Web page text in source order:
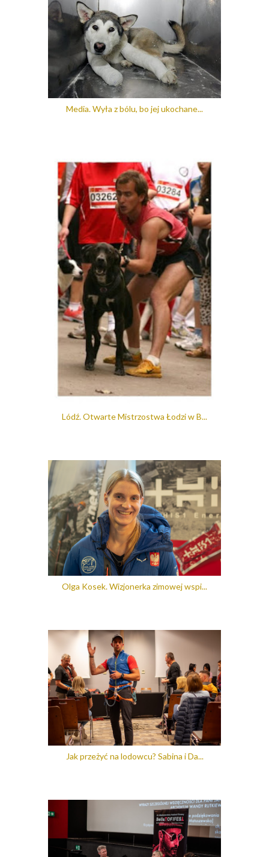
Media. Wyła z bólu, bo jej ukochane...
Lódź. Otwarte Mistrzostwa Łodzi w B...
Olga Kosek. Wizjonerka zimowej wspi...
Jak przeżyć na lodowcu? Sabina i Da...